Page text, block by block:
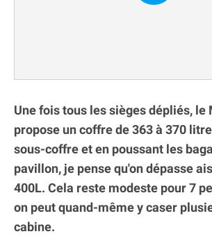
Une fois tous les sièges dépliés, le
propose un coffre de 363 à 370
sous-coffre et en poussant les
pavillon, je pense qu'on dépasse
400L. Cela reste modeste pour 7
on peut quand-même y caser
cabine.